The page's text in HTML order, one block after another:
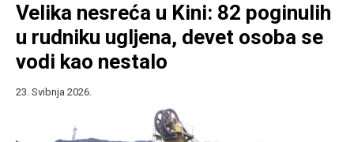
Velika nesreća u Kini: 82 poginulih
u rudniku ugljena, devet osoba se
vodi kao nestalo
23. Svibnja 2026.